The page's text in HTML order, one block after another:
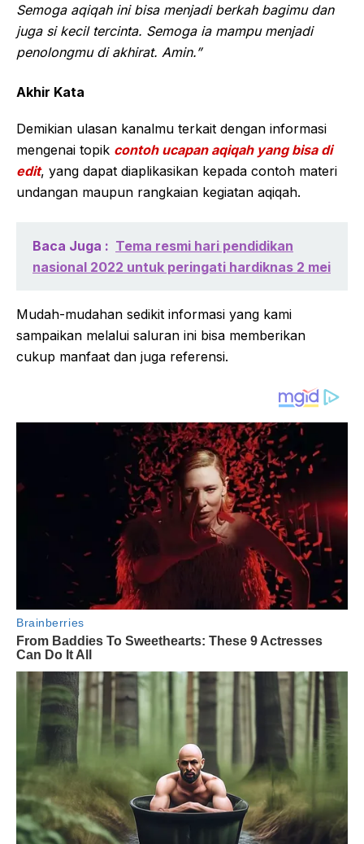
Semoga aqiqah ini bisa menjadi berkah bagimu dan
juga si kecil tercinta. Semoga ia mampu menjadi
penolongmu di akhirat. Amin.”
Akhir Kata
Demikian ulasan kanalmu terkait dengan informasi
mengenai topik contoh ucapan aqiqah yang bisa di
edit, yang dapat diaplikasikan kepada contoh materi
undangan maupun rangkaian kegiatan aqiqah.
Baca Juga : Tema resmi hari pendidikan
nasional 2022 untuk peringati hardiknas 2 mei
Mudah-mudahan sedikit informasi yang kami
sampaikan melalui saluran ini bisa memberikan
cukup manfaat dan juga referensi.